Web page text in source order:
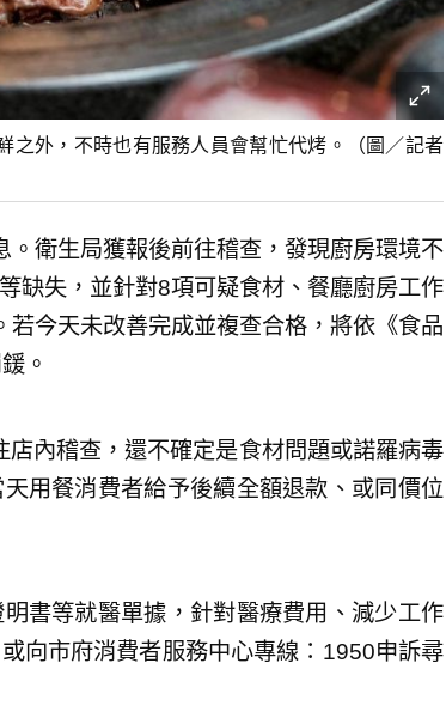
外，不時也有服務人員會幫忙代烤。（圖／記者
衛生局獲報後前往稽查，發現廚房環境不
缺失，並針對8項可疑食材、餐廳廚房工作
今天未改善完成並複查合格，將依《食品
。
內稽查，還不確定是食材問題或諾羅病毒
用餐消費者給予後續全額退款、或同價位
書等就醫單據，針對醫療費用、減少工作
向市府消費者服務中心專線：1950申訴尋